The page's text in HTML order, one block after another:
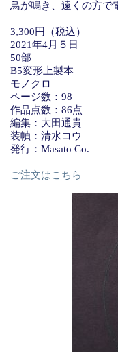
鳥が鳴き、遠くの方で
3,300円（税込）
2021年4月５日
50部
B5変形上製本
モノクロ
ページ数：98
作品点数：86点
編集：大田通貴
装幀：清水コウ
発行：Masato Co.
ご注文はこちら